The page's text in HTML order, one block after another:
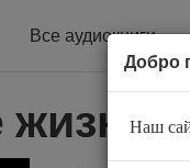
Все аудиокниги
жизни
Добро
Наш